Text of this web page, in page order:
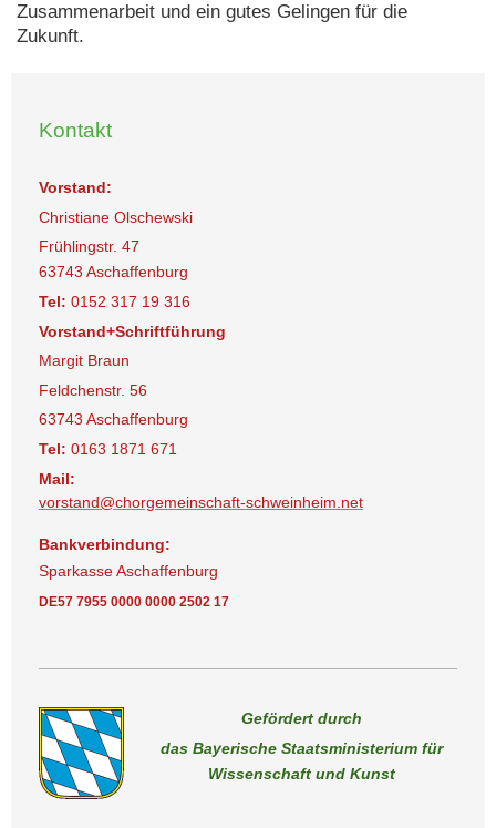
Zusammenarbeit und ein gutes Gelingen für die
Zukunft.
Kontakt
Vorstand:
Christiane Olschewski
Frühlingstr. 47
63743 Aschaffenburg
Tel: 0152 317 19 316
Vorstand+Schriftführung
Margit Braun
Feldchenstr. 56
63743 Aschaffenburg
Tel: 0163 1871 671
Mail:
vorstand@chorgemeinschaft-schweinheim.net
Bankverbindung:
Sparkasse Aschaffenburg
DE57 7955 0000 0000 2502 17
Gefördert durch
das Bayerische Staatsministerium für
Wissenschaft und Kunst